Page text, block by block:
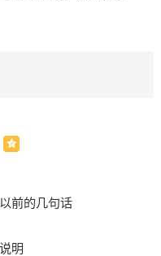
前的几句话
明